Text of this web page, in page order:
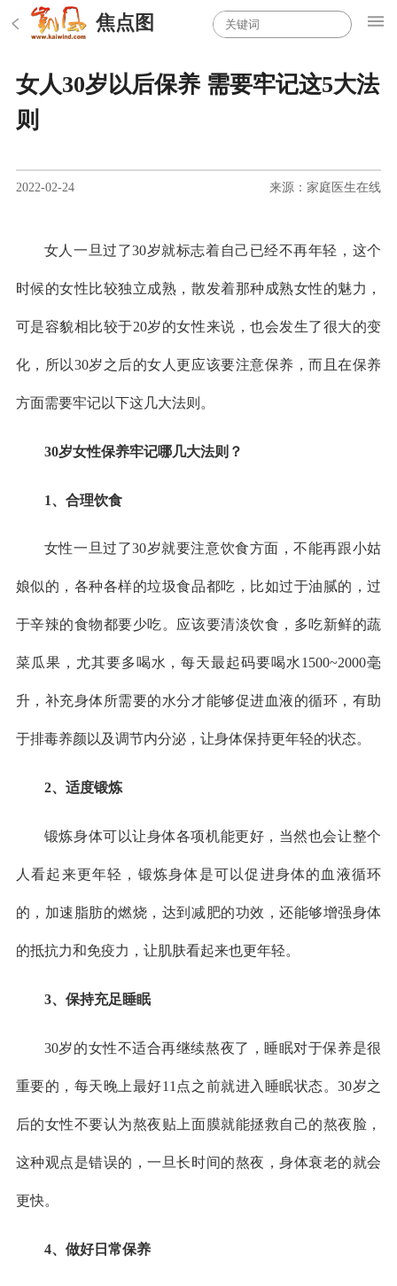
焦点图
女人30岁以后保养 需要牢记这5大法
则
2022-02-24 来源：家庭医生在线
女人一旦过了30岁就标志着自己已经不再年轻，这个
时候的女性比较独立成熟，散发着那种成熟女性的魅力，
可是容貌相比较于20岁的女性来说，也会发生了很大的变
化，所以30岁之后的女人更应该要注意保养，而且在保养
方面需要牢记以下这几大法则。
30岁女性保养牢记哪几大法则？
1、合理饮食
女性一旦过了30岁就要注意饮食方面，不能再跟小姑
娘似的，各种各样的垃圾食品都吃，比如过于油腻的，过
于辛辣的食物都要少吃。应该要清淡饮食，多吃新鲜的蔬
菜瓜果，尤其要多喝水，每天最起码要喝水1500~2000毫
升，补充身体所需要的水分才能够促进血液的循环，有助
于排毒养颜以及调节内分泌，让身体保持更年轻的状态。
2、适度锻炼
锻炼身体可以让身体各项机能更好，当然也会让整个
人看起来更年轻，锻炼身体是可以促进身体的血液循环
的，加速脂肪的燃烧，达到减肥的功效，还能够增强身体
的抵抗力和免疫力，让肌肤看起来也更年轻。
3、保持充足睡眠
30岁的女性不适合再继续熬夜了，睡眠对于保养是很
重要的，每天晚上最好11点之前就进入睡眠状态。30岁之
后的女性不要认为熬夜贴上面膜就能拯救自己的熬夜脸，
这种观点是错误的，一旦长时间的熬夜，身体衰老的就会
更快。
4、做好日常保养